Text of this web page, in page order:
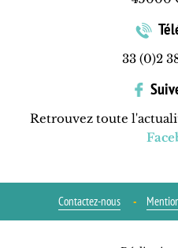
33 (0)2
Retrouvez toute
Contactez-nous